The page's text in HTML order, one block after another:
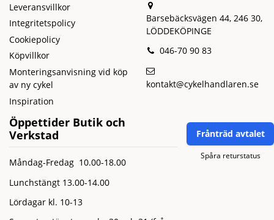
Leveransvillkor
Integritetspolicy
Cookiepolicy
Köpvillkor
Monteringsanvisning vid köp
av ny cykel
Inspiration
Barsebäcksvägen 44, 246 30,
LÖDDEKÖPINGE
046-70 90 83
kontakt@cykelhandlaren.se
Öppettider Butik och
Verkstad
Måndag-Fredag 10.00-18.00
Lunchstängt 13.00-14.00
Lördagar kl. 10-13
Frånträd avtalet
Spåra returstatus